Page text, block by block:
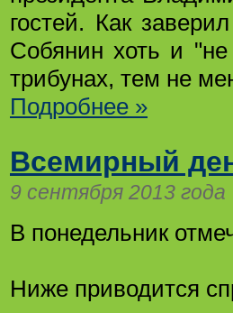
гостей. Как
Собянин хоть и
трибунах, тем не
Подробнее »
Всемирный
9 сентября 2013 года
В понедельник
Ниже приводится